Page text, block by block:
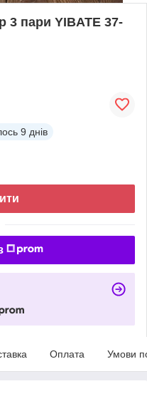
3 пари YIBATE 37-
9 днів
Оплата Умови